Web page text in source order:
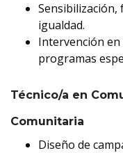
Sensibilización,
igualdad.
Intervención en
programas
Técnico/a en
Comunitaria
Diseño de